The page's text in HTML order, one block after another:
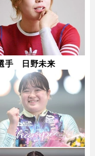
手 日野未来